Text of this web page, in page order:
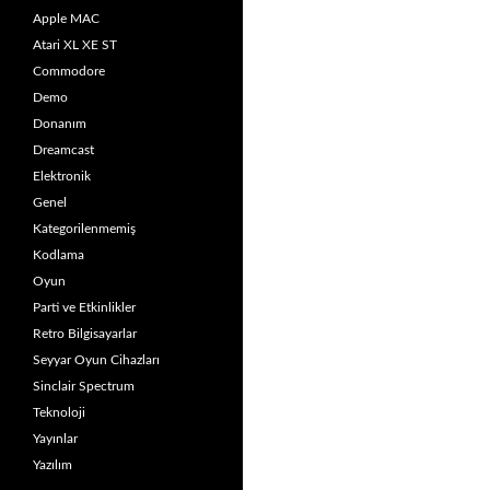
Apple MAC
Atari XL XE ST
Commodore
Demo
Donanım
Dreamcast
Elektronik
Genel
Kategorilenmemiş
Kodlama
Oyun
Parti ve Etkinlikler
Retro Bilgisayarlar
Seyyar Oyun Cihazları
Sinclair Spectrum
Teknoloji
Yayınlar
Yazılım